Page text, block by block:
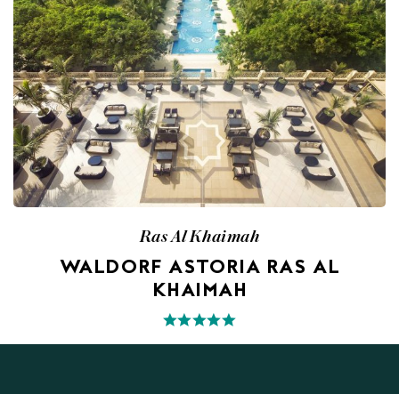
Ras Al Khaimah
WALDORF ASTORIA RAS AL
KHAIMAH